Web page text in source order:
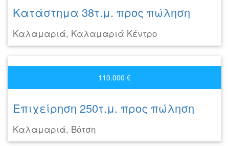
Κατάστημα 38τ.μ. προς πώληση
Καλαμαριά, Καλαμαριά Κέντρο
110.000 €
Επιχείρηση 250τ.μ. προς πώληση
Καλαμαριά, Βότση